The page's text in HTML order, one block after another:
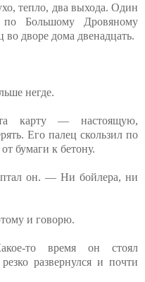
тепло, два выхода. Один
Большому Дровяному
дворе дома двенадцать.
негде.
карту — настоящую,
Его палец скользил по
бумаги к бетону.
он. — Ни бойлера, ни
и говорю.
то время он стоял
развернулся и почти